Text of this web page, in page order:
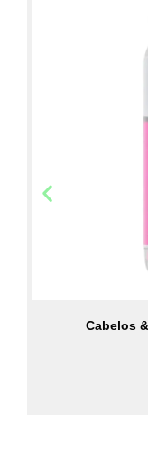
Cabelos